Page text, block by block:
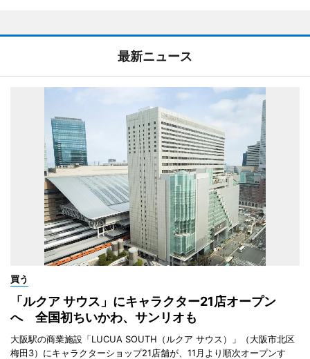
最新ニュース
買う
「ルクア サウス」にキャラクター21店オープン
へ 全国初ちいかわ、サンリオも
大阪駅の商業施設「LUCUA SOUTH（ルクア サウス）」（大阪市北区
梅田3）にキャラクターショップ21店舗が、11月より順次オープンす